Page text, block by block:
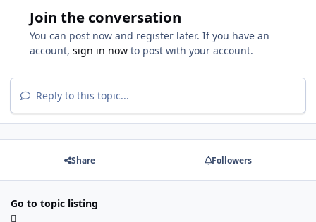
Join the conversation
You can post now and register later. If you have an
account, sign in now to post with your account.
Reply to this topic...
Share Followers
Go to topic listing